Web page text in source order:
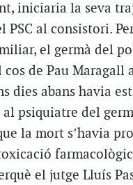
iniciaria la seva
PSC al consistori.
el germà del
de Pau Maragall
dies abans havia
al psiquiatre del
la mort s’havia
el jutge Lluís